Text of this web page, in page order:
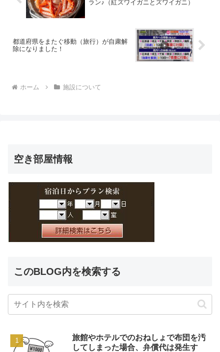
ラン♪（紅ズワイガニとズワイガニ）
都道府県をまたぐ移動（旅行）が自粛解
除になりました！
ホーム 施設について
空き部屋情報
このBLOG内を検索する
旅館やホテルでのおねしょで布団を汚
してしまった場合、弁償代は発生す